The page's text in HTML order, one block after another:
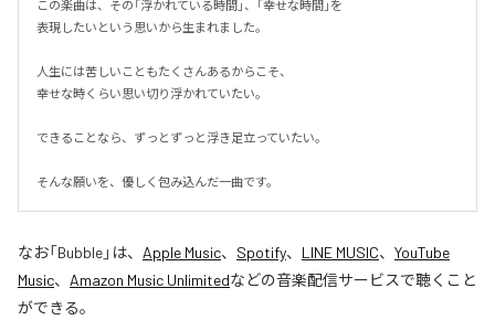
この楽曲は、その「浮かれている時間」、「幸せな時間」を
表現したいという思いから生まれました。
人生には苦しいこともたくさんあるからこそ、
幸せな時くらい思い切り浮かれていたい。
できることなら、ずっとずっと浮き足立っていたい。
そんな願いを、優しく包み込んだ一曲です。
なお「Bubble」は、 Apple Music、 Spotify、 LINE MUSIC、 YouTube
Music、 Amazon Music Unlimitedなどの音楽配信サービスで聴くこと
ができる。